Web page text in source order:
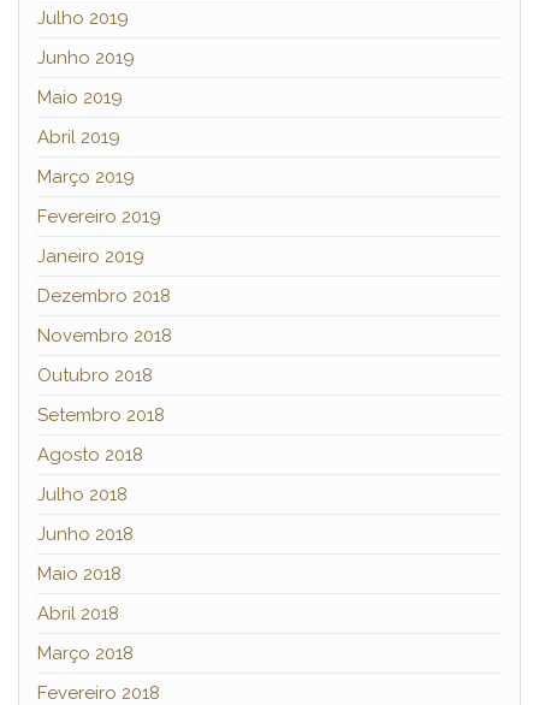
Julho 2019
Junho 2019
Maio 2019
Abril 2019
Março 2019
Fevereiro 2019
Janeiro 2019
Dezembro 2018
Novembro 2018
Outubro 2018
Setembro 2018
Agosto 2018
Julho 2018
Junho 2018
Maio 2018
Abril 2018
Março 2018
Fevereiro 2018